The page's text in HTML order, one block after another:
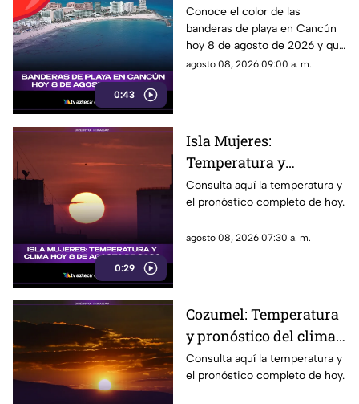
0:43
agosto: ¿qué color
ondea y qué significa?
Conoce el color de las
banderas de playa en Cancún
hoy 8 de agosto de 2026 y qué
significa para los visitantes.
agosto 08, 2026 09:00 a. m.
0:29
Isla Mujeres:
Temperatura y
pronóstico del clima
para hoy, 8 de agosto de
Consulta aquí la temperatura y
el pronóstico completo de hoy.
agosto 08, 2026 07:30 a. m.
Cozumel: Temperatura
y pronóstico del clima
para hoy, 8 de agosto de
2026
Consulta aquí la temperatura y
el pronóstico completo de hoy.